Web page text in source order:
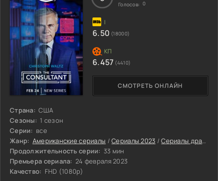
Страна: США
Сезоны: 1 сезон
Серии: все
Жанр: Американские сериалы /Сериалы 2023 /Сериалы драмы 2023
Продолжительность серии: 33 мин
Премьера сериала: 24 февраля 2023
Качество: FHD (1080p)
СМОТРЕТЬ ОНЛАЙН
Голосов: 0
6.50 (18000)
6.457 (4410)